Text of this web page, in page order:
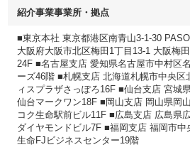
紹介事業事業所・拠点
■東京本社 東京都港区南青山3-1-30
大阪府大阪市北区梅田1丁目13-1 大阪梅
24F ■名古屋支店 愛知県名古屋市中村区
ーズ46階 ■札幌支店 北海道札幌市中央
ィスプラザさっぽろ16F ■仙台支店 宮城
仙台マークワン18F ■岡山支店 岡山県岡
コク生命駅前ビル11F ■広島支店 広島県
ダイヤモンドビル7F ■福岡支店 福岡市
生命FJビジネスセンター19階